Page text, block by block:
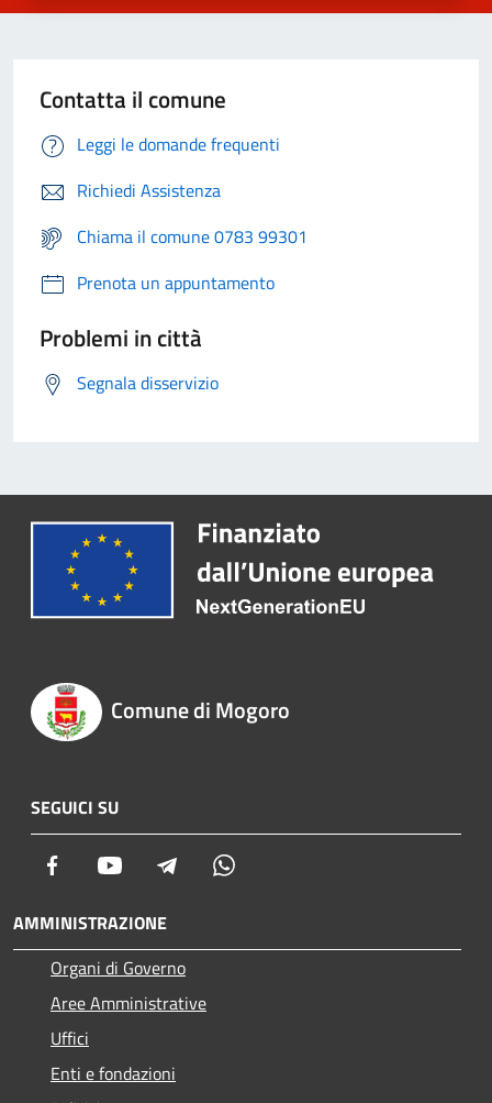
Contatta il comune
Leggi le domande frequenti
Richiedi Assistenza
Chiama il comune 0783 99301
Prenota un appuntamento
Problemi in città
Segnala disservizio
Comune di Mogoro
SEGUICI SU
Facebook Youtube Telegram
AMMINISTRAZIONE
Organi di Governo
Aree Amministrative
Uffici
Enti e fondazioni